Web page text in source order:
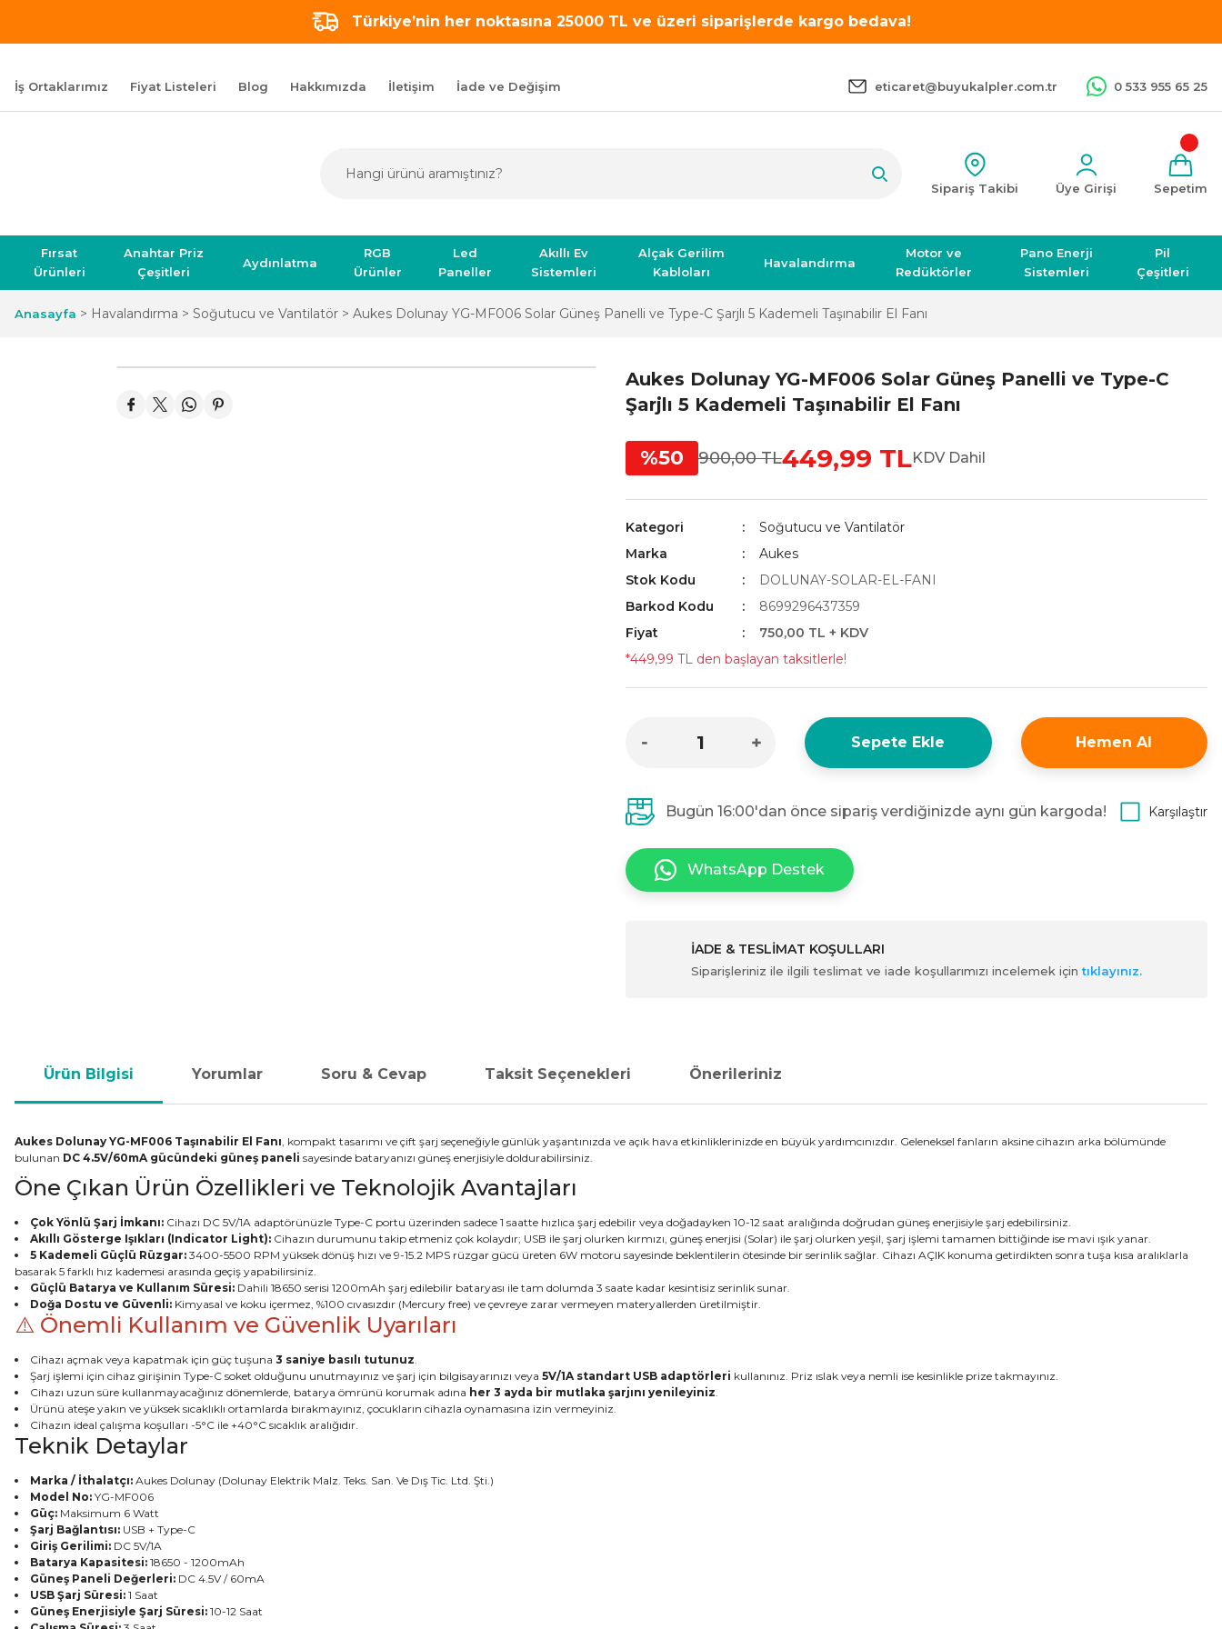
Türkiye’nin her noktasına 25000 TL ve üzeri siparişlerde kargo bedava!
İş Ortaklarımız Fiyat Listeleri Blog Hakkımızda İletişim İade ve Değişim eticaret@buyukalpler.com.tr 0 533 955 65 25
Sipariş Takibi Üye Girişi Sepetim
Fırsat
Ürünleri
Anahtar Priz
Çeşitleri
Aydınlatma
RGB
Ürünler
Led
Paneller
Akıllı Ev
Sistemleri
Alçak Gerilim
Kabloları
Havalandırma
Motor ve
Redüktörler
Pano Enerji
Sistemleri
Pil
Çeşitleri
Anasayfa Havalandırma Soğutucu ve Vantilatör Aukes Dolunay YG-MF006 Solar Güneş Panelli ve Type-C Şarjlı 5 Kademeli Taşınabilir El Fanı
Aukes Dolunay YG-MF006 Solar Güneş Panelli ve Type-C
Şarjlı 5 Kademeli Taşınabilir El Fanı
%50 900,00 TL449,99 TLKDV Dahil
Kategori
Soğutucu ve Vantilatör
Marka
Aukes
Stok Kodu
DOLUNAY-SOLAR-EL-FANI
Barkod Kodu
8699296437359
Fiyat
750,00 TL + KDV
*449,99 TL den başlayan taksitlerle!
Sepete Ekle Hemen Al
Bugün 16:00'dan önce sipariş verdiğinizde aynı gün kargoda! Karşılaştır
WhatsApp Destek
İADE & TESLİMAT KOŞULLARI
Siparişleriniz ile ilgili teslimat ve iade koşullarımızı incelemek içintıklayınız.
Ürün Bilgisi Yorumlar Soru & Cevap Taksit Seçenekleri Önerileriniz
Aukes Dolunay YG-MF006 Taşınabilir El Fanı, kompakt tasarımı ve çift şarj seçeneğiyle günlük yaşantınızda ve açık hava etkinliklerinizde en büyük yardımcınızdır. Geleneksel fanların aksine cihazın arka bölümünde
bulunan DC 4.5V/60mA gücündeki güneş paneli sayesinde bataryanızı güneş enerjisiyle doldurabilirsiniz.
Öne Çıkan Ürün Özellikleri ve Teknolojik Avantajları
Çok Yönlü Şarj İmkanı: Cihazı DC 5V/1A adaptörünüzle Type-C portu üzerinden sadece 1 saatte hızlıca şarj edebilir veya doğadayken 10-12 saat aralığında doğrudan güneş enerjisiyle şarj edebilirsiniz.
Akıllı Gösterge Işıkları (Indicator Light): Cihazın durumunu takip etmeniz çok kolaydır; USB ile şarj olurken kırmızı, güneş enerjisi (Solar) ile şarj olurken yeşil, şarj işlemi tamamen bittiğinde ise mavi ışık yanar.
5 Kademeli Güçlü Rüzgar: 3400-5500 RPM yüksek dönüş hızı ve 9-15.2 MPS rüzgar gücü üreten 6W motoru sayesinde beklentilerin ötesinde bir serinlik sağlar. Cihazı AÇIK konuma getirdikten sonra tuşa kısa aralıklarla
basarak 5 farklı hız kademesi arasında geçiş yapabilirsiniz.
Güçlü Batarya ve Kullanım Süresi: Dahili 18650 serisi 1200mAh şarj edilebilir bataryası ile tam dolumda 3 saate kadar kesintisiz serinlik sunar.
Doğa Dostu ve Güvenli: Kimyasal ve koku içermez, %100 cıvasızdır (Mercury free) ve çevreye zarar vermeyen materyallerden üretilmiştir.
⚠️ Önemli Kullanım ve Güvenlik Uyarıları
Cihazı açmak veya kapatmak için güç tuşuna 3 saniye basılı tutunuz.
Şarj işlemi için cihaz girişinin Type-C soket olduğunu unutmayınız ve şarj için bilgisayarınızı veya 5V/1A standart USB adaptörleri kullanınız. Priz ıslak veya nemli ise kesinlikle prize takmayınız.
Cihazı uzun süre kullanmayacağınız dönemlerde, batarya ömrünü korumak adına her 3 ayda bir mutlaka şarjını yenileyiniz.
Ürünü ateşe yakın ve yüksek sıcaklıklı ortamlarda bırakmayınız, çocukların cihazla oynamasına izin vermeyiniz.
Cihazın ideal çalışma koşulları -5°C ile +40°C sıcaklık aralığıdır.
Teknik Detaylar
Marka / İthalatçı: Aukes Dolunay (Dolunay Elektrik Malz. Teks. San. Ve Dış Tic. Ltd. Şti.)
Model No: YG-MF006
Güç: Maksimum 6 Watt
Şarj Bağlantısı: USB + Type-C
Giriş Gerilimi: DC 5V/1A
Batarya Kapasitesi: 18650 - 1200mAh
Güneş Paneli Değerleri: DC 4.5V / 60mA
USB Şarj Süresi: 1 Saat
Güneş Enerjisiyle Şarj Süresi: 10-12 Saat